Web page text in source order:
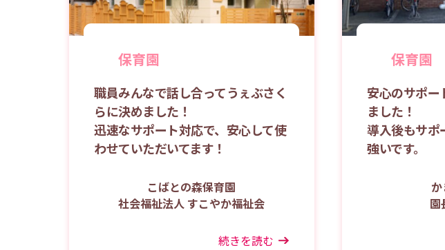
保育園
職員みんなで話し合ってうぇぶさく
らに決めました！
迅速なサポート対応で、安心して使
わせていただいてます！
こばとの森保育園
社会福祉法人 すこやか福祉会
続きを読む
保育園
安心のサポー
ました！
導入後もサポ
強いです。
園